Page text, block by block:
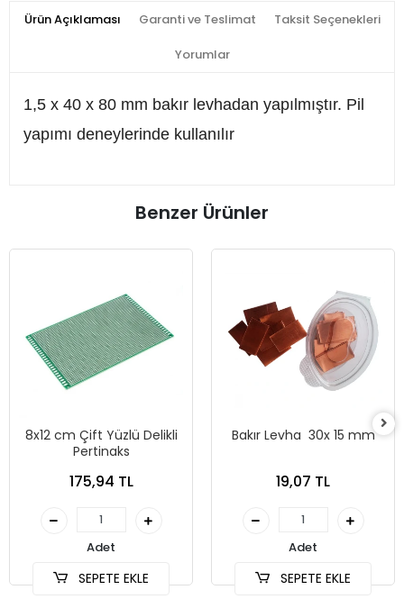
Ürün Açıklaması Garanti ve Teslimat Taksit Seçenekleri
Yorumlar
1,5 x 40 x 80 mm bakır levhadan yapılmıştır. Pil
yapımı deneylerinde kullanılır
Benzer Ürünler
8x12 cm Çift Yüzlü Delikli
Pertinaks
175,94 TL
Adet
SEPETE EKLE
Bakır Levha 30x 15 mm
19,07 TL
Adet
SEPETE EKLE